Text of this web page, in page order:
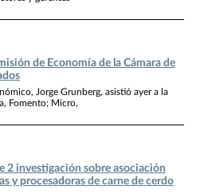
de Economía de la Cámara de
Jorge Grunberg, asistió ayer a la
Fomento; Micro,
2 investigación sobre asociación
y procesadoras de carne de cerdo